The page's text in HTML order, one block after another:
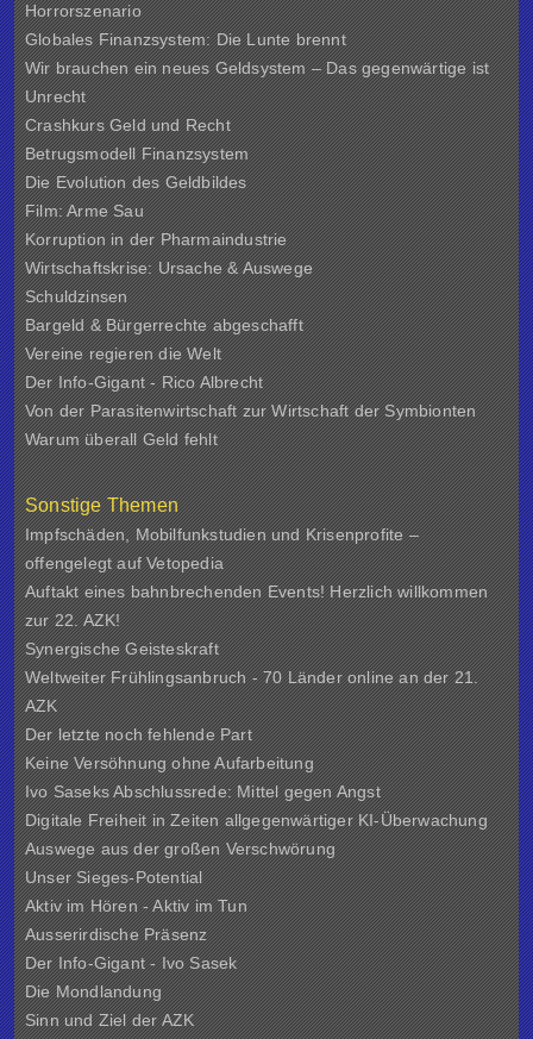
Horrorszenario
Globales Finanzsystem: Die Lunte brennt
Wir brauchen ein neues Geldsystem – Das gegenwärtige ist
Unrecht
Crashkurs Geld und Recht
Betrugsmodell Finanzsystem
Die Evolution des Geldbildes
Film: Arme Sau
Korruption in der Pharmaindustrie
Wirtschaftskrise: Ursache & Auswege
Schuldzinsen
Bargeld & Bürgerrechte abgeschafft
Vereine regieren die Welt
Der Info-Gigant - Rico Albrecht
Von der Parasitenwirtschaft zur Wirtschaft der Symbionten
Warum überall Geld fehlt
Sonstige Themen
Impfschäden, Mobilfunkstudien und Krisenprofite –
offengelegt auf Vetopedia
Auftakt eines bahnbrechenden Events! Herzlich willkommen
zur 22. AZK!
Synergische Geisteskraft
Weltweiter Frühlingsanbruch - 70 Länder online an der 21.
AZK
Der letzte noch fehlende Part
Keine Versöhnung ohne Aufarbeitung
Ivo Saseks Abschlussrede: Mittel gegen Angst
Digitale Freiheit in Zeiten allgegenwärtiger KI-Überwachung
Auswege aus der großen Verschwörung
Unser Sieges-Potential
Aktiv im Hören - Aktiv im Tun
Ausserirdische Präsenz
Der Info-Gigant - Ivo Sasek
Die Mondlandung
Sinn und Ziel derAZK